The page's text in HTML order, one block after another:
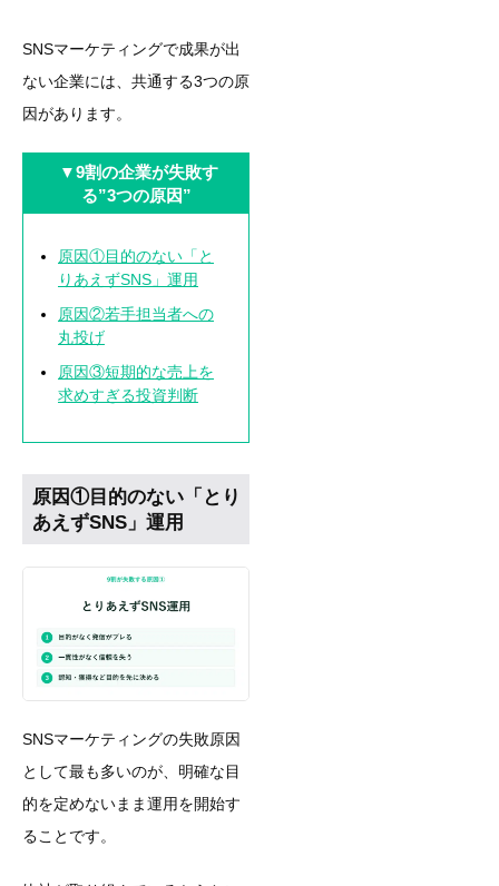
SNSマーケティングで成果が出
ない企業には、共通する3つの原
因があります。
▼9割の企業が失敗す
る”3つの原因”
原因①目的のない「と
りあえずSNS」運用
原因②若手担当者への
丸投げ
原因③短期的な売上を
求めすぎる投資判断
原因①目的のない「とり
あえずSNS」運用
SNSマーケティングの失敗原因
として最も多いのが、明確な目
的を定めないまま運用を開始す
ることです。